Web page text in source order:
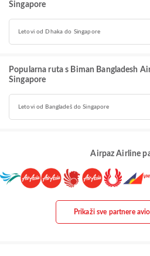
Singapore
Letovi od Dhaka do Singapore
Popularna ruta s Biman Bangladesh
Singapore
Letovi od Bangladeš do Singapore
Airpaz Airline
Prikaži sve partnere